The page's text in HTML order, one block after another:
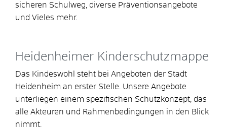
sicheren Schulweg, diverse Präventionsangebote
und Vieles mehr.
Heidenheimer Kinderschutzmappe
Das Kindeswohl steht bei Angeboten der Stadt
Heidenheim an erster Stelle. Unsere Angebote
unterliegen einem spezifischen Schutzkonzept, das
alle Akteuren und Rahmenbedingungen in den Blick
nimmt.